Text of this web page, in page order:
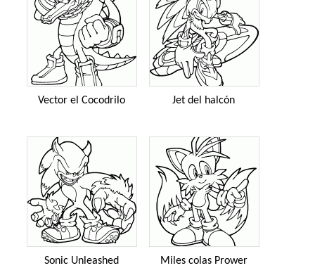
Vector el Cocodrilo Jet del halcón
Sonic Unleashed Miles colas Prower